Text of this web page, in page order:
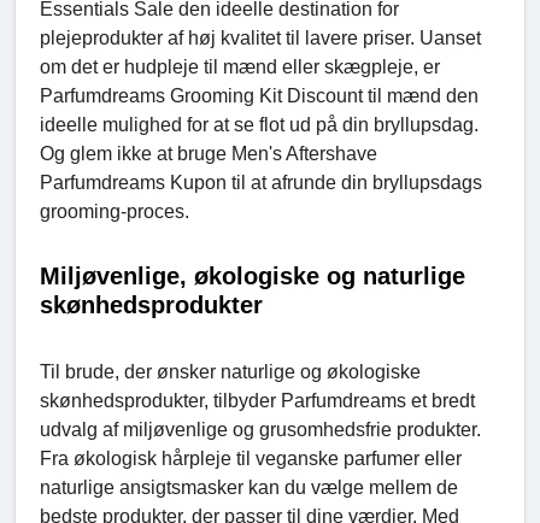
Essentials Sale den ideelle destination for
plejeprodukter af høj kvalitet til lavere priser. Uanset
om det er hudpleje til mænd eller skægpleje, er
Parfumdreams Grooming Kit Discount til mænd den
ideelle mulighed for at se flot ud på din bryllupsdag.
Og glem ikke at bruge Men's Aftershave
Parfumdreams Kupon til at afrunde din bryllupsdags
grooming-proces.
Miljøvenlige, økologiske og naturlige
skønhedsprodukter
Til brude, der ønsker naturlige og økologiske
skønhedsprodukter, tilbyder Parfumdreams et bredt
udvalg af miljøvenlige og grusomhedsfrie produkter.
Fra økologisk hårpleje til veganske parfumer eller
naturlige ansigtsmasker kan du vælge mellem de
bedste produkter, der passer til dine værdier. Med